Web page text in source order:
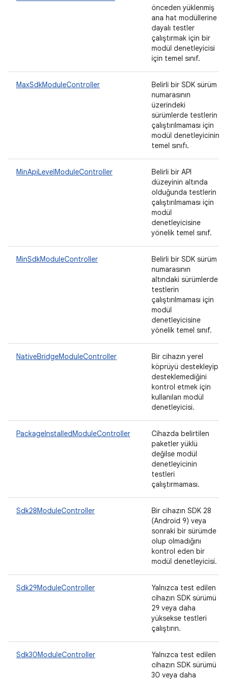
önceden yüklenmiş
ana hat modüllerine
dayalı testler
çalıştırmak için bir
modül denetleyicisi
için temel sınıf.
MaxSdkModuleController
Belirli bir SDK sürüm
numarasının
üzerindeki
sürümlerde testlerin
çalıştırılmaması için
modül denetleyicinin
temel sınıfı.
MinApiLevelModuleController
Belirli bir API
düzeyinin altında
olduğunda testlerin
çalıştırılmaması için
modül
denetleyicisine
yönelik temel sınıf.
MinSdkModuleController
Belirli bir SDK sürüm
numarasının
altındaki sürümlerde
testlerin
çalıştırılmaması için
modül
denetleyicisine
yönelik temel sınıf.
NativeBridgeModuleController
Bir cihazın yerel
köprüyü destekleyip
desteklemediğini
kontrol etmek için
kullanılan modül
denetleyicisi.
PackageInstalledModuleController
Cihazda belirtilen
paketler yüklü
değilse modül
denetleyicinin
testleri
çalıştırmaması.
Sdk28ModuleController
Bir cihazın SDK 28
(Android 9) veya
sonraki bir sürümde
olup olmadığını
kontrol eden bir
modül denetleyicisi.
Sdk29ModuleController
Yalnızca test edilen
cihazın SDK sürümü
29 veya daha
yüksekse testleri
çalıştırın.
Sdk30ModuleController
Yalnızca test edilen
cihazın SDK sürümü
30 veya daha